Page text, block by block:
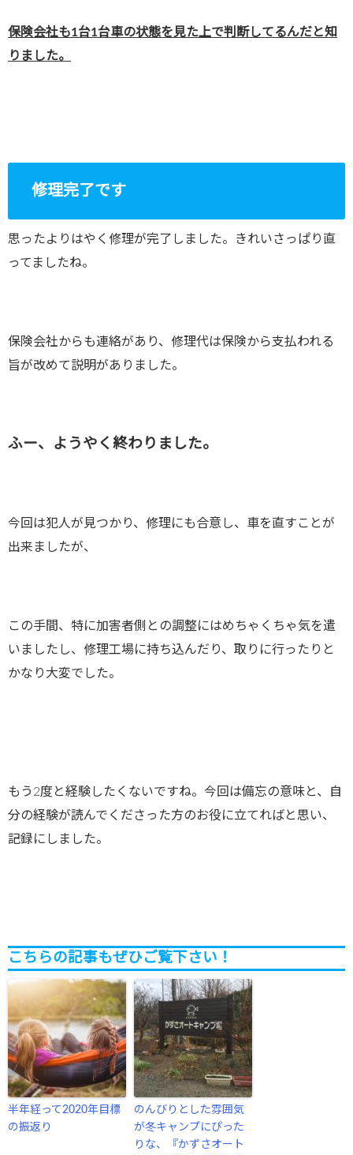
保険会社も1台1台車の状態を見た上で判断してるんだと知
りました。
修理完了です
思ったよりはやく修理が完了しました。きれいさっぱり直
ってましたね。
保険会社からも連絡があり、修理代は保険から支払われる
旨が改めて説明がありました。
ふー、ようやく終わりました。
今回は犯人が見つかり、修理にも合意し、車を直すことが
出来ましたが、
この手間、特に加害者側との調整にはめちゃくちゃ気を遣
いましたし、修理工場に持ち込んだり、取りに行ったりと
かなり大変でした。
もう2度と経験したくないですね。今回は備忘の意味と、自
分の経験が読んでくださった方のお役に立てればと思い、
記録にしました。
こちらの記事もぜひご覧下さい！
半年経って2020年目標
の振返り
のんびりとした雰囲気
が冬キャンプにぴった
りな、『かずさオート